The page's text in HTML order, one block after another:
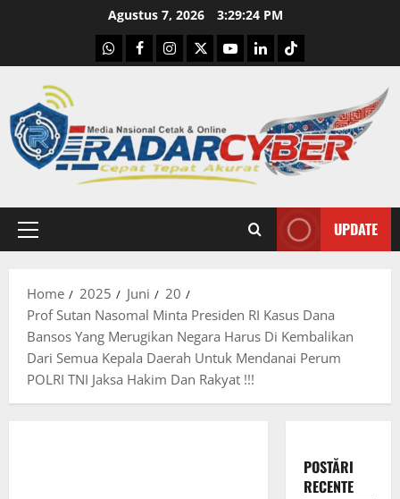
Agustus 7, 2026 3:29:26 PM
WhatsApp
Facebook
Instagram
X YoutubelinkedinTiktok
Primary
UPDATE
Home 2025 Juni
20
Prof Sutan Nasomal Minta Presiden RI Kasus Dana
Bansos Yang Merugikan Negara Harus Di Kembalikan
Dari Semua Kepala Daerah Untuk Mendanai Perum
POLRI TNI Jaksa Hakim Dan Rakyat !!!
POSTĂRI
RECENTE